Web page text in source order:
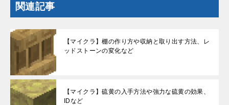
関連記事
【マイクラ】棚の作り方や収納と取り出す方法、レ
ッドストーンの変化など
【マイクラ】硫黄の入手方法や強力な硫黄の効果、
IDなど